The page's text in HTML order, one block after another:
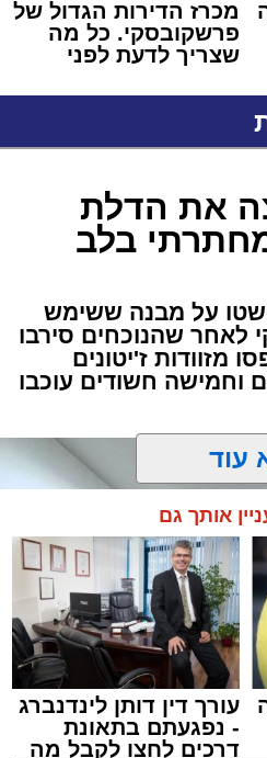
מכרז הדירות הגדול של
פרשקובסקי. כל מה
שצריך לדעת לפני
באשדוד
את הדלת
בלב
על מבנה ששימש
לאחר שהנוכחים סירבו
מזוודות ז'יטונים
וחמישה חשודים עוכבו
עוד
אותך גם
עורך דין דותן לינדנברג
- נפגעתם בתאונת
דרכים לחצו לקבל מה